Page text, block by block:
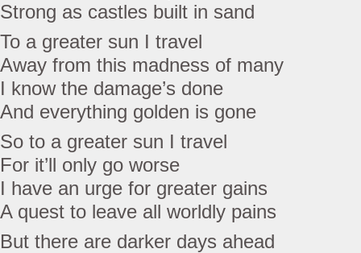
Strong as castles built in sand
To a greater sun I travel
Away from this madness of many
I know the damage’s done
And everything golden is gone
So to a greater sun I travel
For it’ll only go worse
I have an urge for greater gains
A quest to leave all worldly pains
But there are darker days ahead